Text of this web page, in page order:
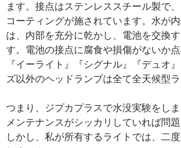
ます。接点はステンレススチール製で
コーティングが施されています。水が
は、内部を充分に乾かし、電池を交換
す。電池の接点に腐食や損傷がないか点
『イーライト』『シグナル』『デュオ
ズ以外のヘッドランプは全て全天候型
つまり、ジプカプラスで水没実験をし
メンテナンスがシッカリしていれば問題
しかし、私が所有するライトでは、二